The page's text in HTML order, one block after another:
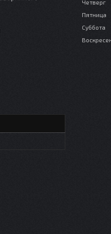
Четверг
Пятница
Суббота